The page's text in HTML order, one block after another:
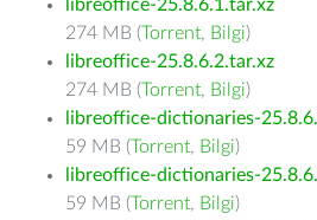
libreoffice-25.8.6.1.tar.xz
274 MB (Torrent, Bilgi)
libreoffice-25.8.6.2.tar.xz
274 MB (Torrent, Bilgi)
libreoffice-dictionaries-
59 MB (Torrent, Bilgi)
libreoffice-dictionaries-
59 MB (Torrent, Bilgi)